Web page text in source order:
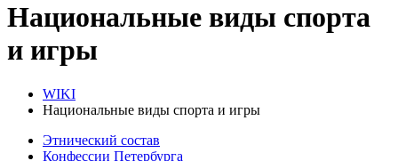
Национальные виды спорта
и игры
WIKI
Национальные виды спорта и игры
Этнический состав
Конфессии Петербурга